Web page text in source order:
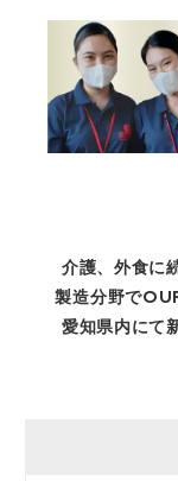
介護、外食に
製造分野で
愛知県内にて